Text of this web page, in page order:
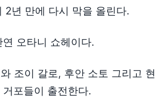
2년 만에 다시 막을 올린다.
오타니 쇼헤이다.
조이 갈로, 후안 소토 그리고 현
포들이 출전한다.